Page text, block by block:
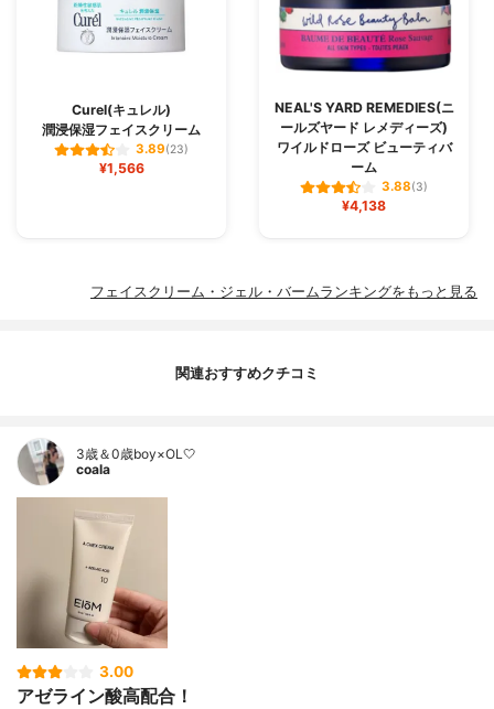
Curel(キュレル)
潤浸保湿フェイスクリーム
3.89(23)
¥1,566
NEAL'S YARD REMEDIES(ニ
ールズヤード レメディーズ)
ワイルドローズ ビューティバ
ーム
3.88(3)
¥4,138
フェイスクリーム・ジェル・バームランキングをもっと見る
関連おすすめクチコミ
3歳＆0歳boy×OL🤍
coala
3.00
アゼライン酸高配合！